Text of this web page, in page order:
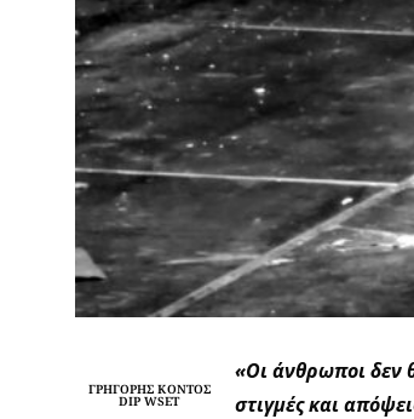
ΓΡΗΓΌΡΗΣ ΚΌΝΤΟΣ
DIP WSET
«Οι άνθρωποι δεν
στιγμές και